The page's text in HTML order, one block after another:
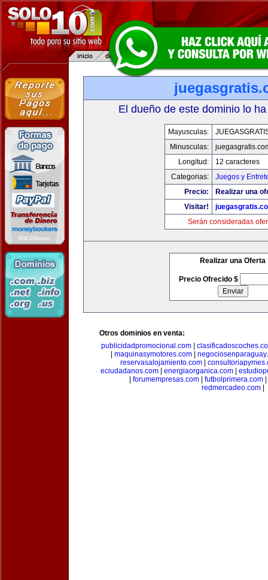
El dueño de este dominio lo
Mayusculas:
Minusculas:
Longitud:
12 caracteres
Categorias:
Juegos y
Precio:
Realizar una
Visitar!
Serán consideradas
Realizar una Oferta
Precio Ofrecido $
Otros dominios en venta:
publicidadpromocional.com|
maquinasymotores.com|
reservasalojamiento.com
eciudadanos.com| energiaorganica.com|
forumempresas.com futbolprimera.com
redmercadeo.com|